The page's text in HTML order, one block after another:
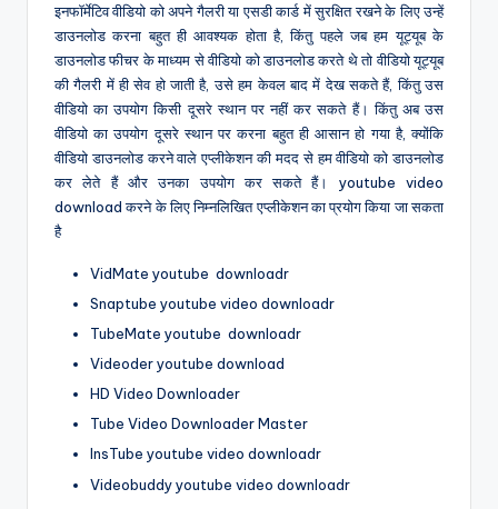
इनफॉर्मेटिव वीडियो को अपने गैलरी या एसडी कार्ड में सुरक्षित रखने के लिए उन्हें
डाउनलोड करना बहुत ही आवश्यक होता है, किंतु पहले जब हम यूट्यूब के
डाउनलोड फीचर के माध्यम से वीडियो को डाउनलोड करते थे तो वीडियो यूट्यूब
की गैलरी में ही सेव हो जाती है, उसे हम केवल बाद में देख सकते हैं, किंतु उस
वीडियो का उपयोग किसी दूसरे स्थान पर नहीं कर सकते हैं। किंतु अब उस
वीडियो का उपयोग दूसरे स्थान पर करना बहुत ही आसान हो गया है, क्योंकि
वीडियो डाउनलोड करने वाले एप्लीकेशन की मदद से हम वीडियो को डाउनलोड
कर लेते हैं और उनका उपयोग कर सकते हैं। youtube video
download करने के लिए निम्नलिखित एप्लीकेशन का प्रयोग किया जा सकता
है
VidMate youtube downloadr
Snaptube youtube video downloadr
TubeMate youtube downloadr
Videoder youtube download
HD Video Downloader
Tube Video Downloader Master
InsTube youtube video downloadr
Videobuddy youtube video downloadr